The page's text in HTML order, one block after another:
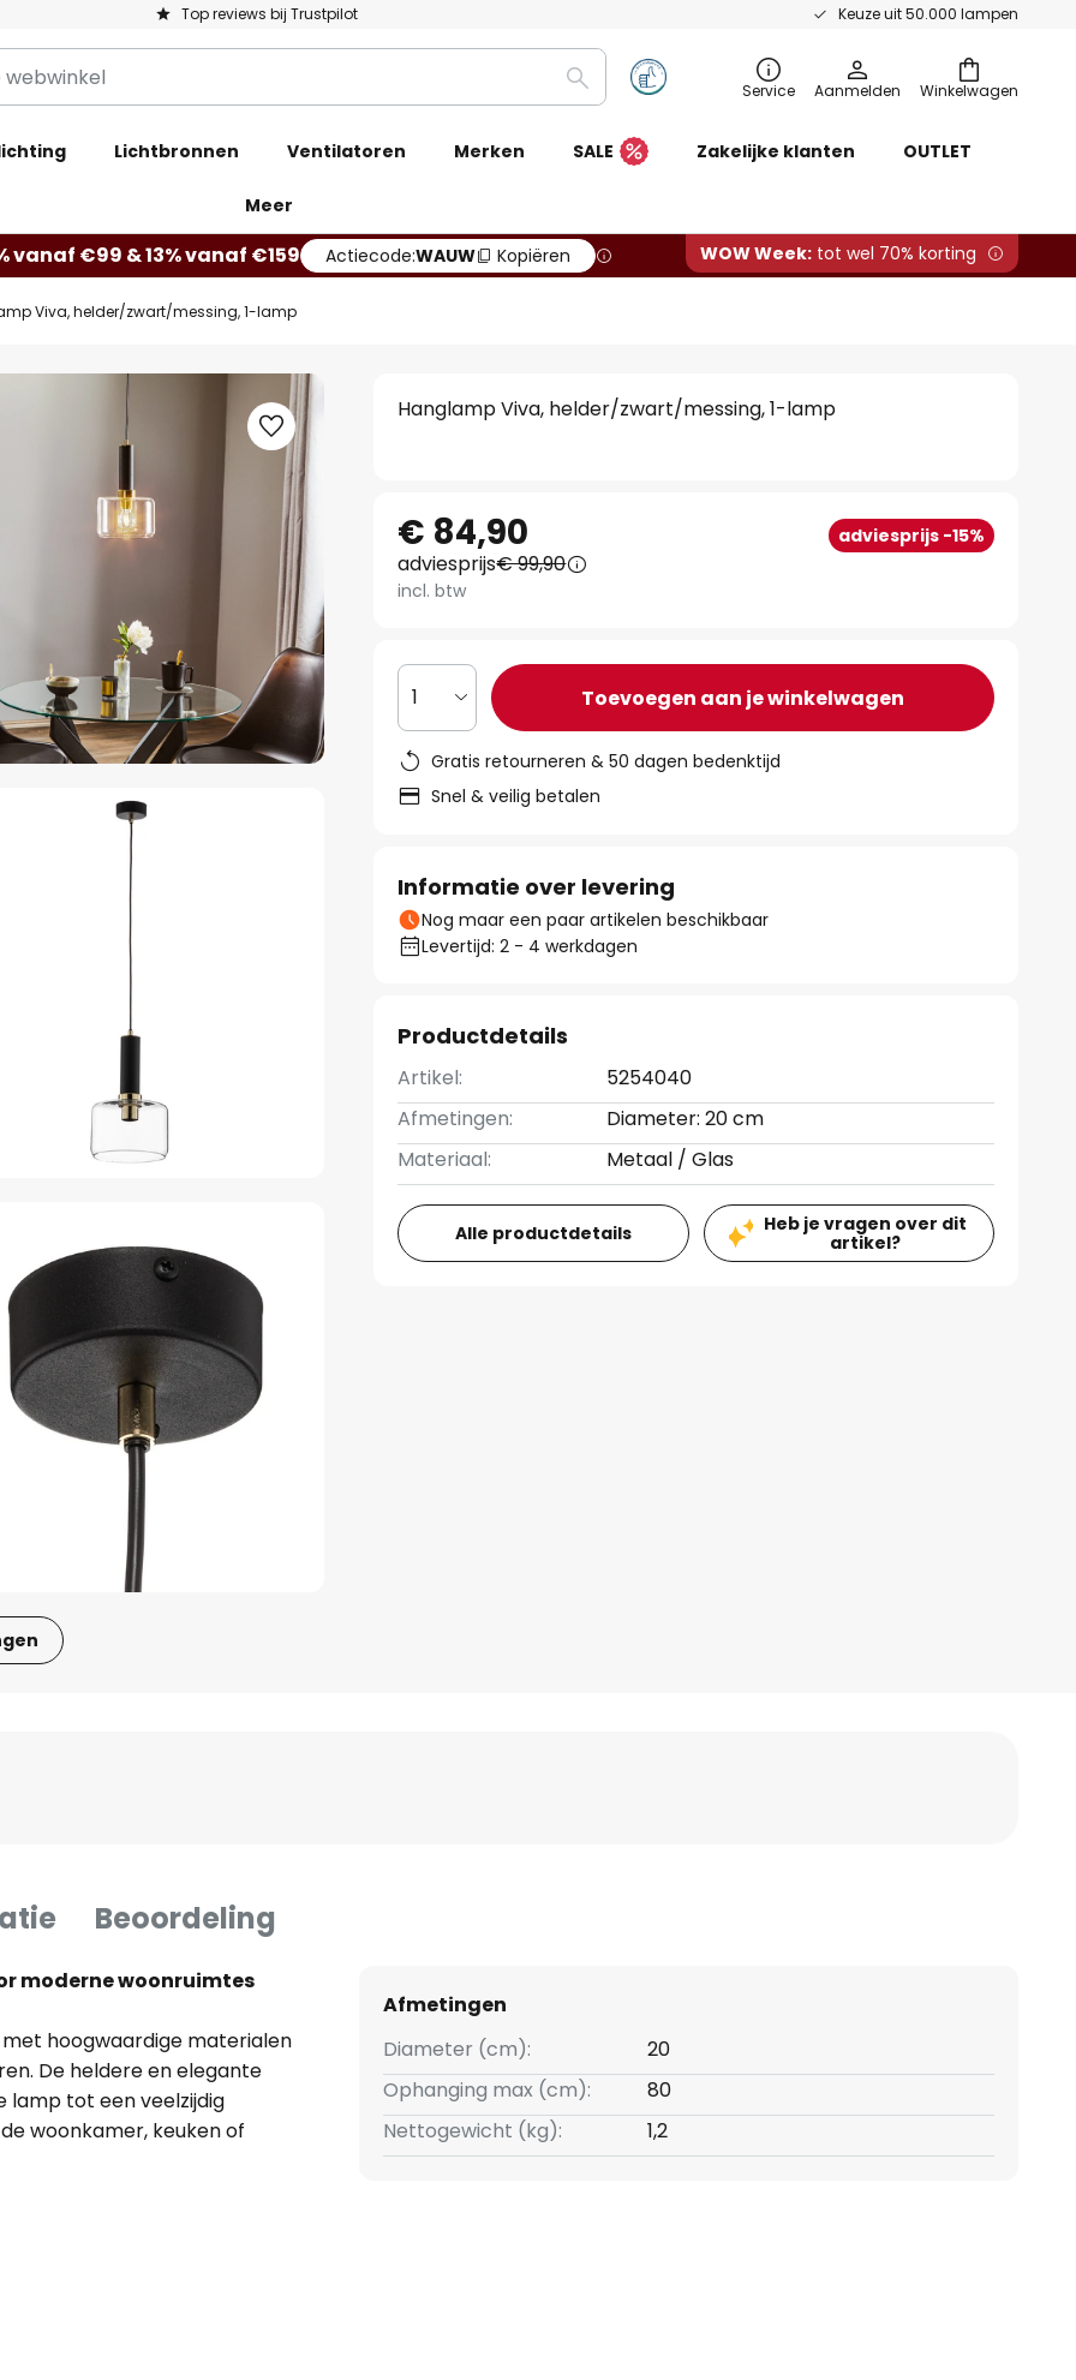
Top reviews bij Trustpilot Keuze uit 50.000 lampen
Winkelwagen
Zoeken Service Aanmelden
Lichtbronnen Ventilatoren Merken SALE Zakelijke klanten OUTLET
Meer
vanaf €99 & 13% vanaf €159 Actiecode:WAUW Kopiëren WOW Week: tot wel 70% korting
Viva, helder/zwart/messing, 1-lamp
Hanglamp Viva, helder/zwart/messing, 1-lamp
€ 84,90 adviesprijs -15%
adviesprijs€ 99,90
incl. btw
1 Toevoegen aan je winkelwagen
Gratis retourneren & 50 dagen bedenktijd
Snel & veilig betalen
Informatie over levering
Nog maar een paar artikelen beschikbaar
Levertijd: 2 - 4 werkdagen
Productdetails
Artikel:
5254040
Afmetingen:
Diameter: 20 cm
Materiaal:
Metaal / Glas
Alle productdetails
Heb je vragen over dit
artikel?
Beoordeling
moderne woonruimtes
hoogwaardige materialen
De heldere en elegante
lamp tot een veelzijdig
woonkamer, keuken of
dat overtuigt door zijn
aangepast om de
avonden of gezellige
design maakt de hanglamp
Afmetingen
Diameter (cm):
20
Ophanging max (cm):
80
Nettogewicht (kg):
1,2